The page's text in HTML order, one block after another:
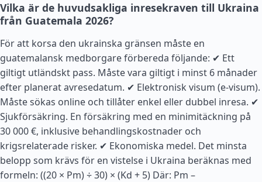
Vilka är de huvudsakliga inresekraven till Ukraina
från Guatemala 2026?
För att korsa den ukrainska gränsen måste en
guatemalansk medborgare förbereda följande: ✔ Ett
giltigt utländskt pass. Måste vara giltigt i minst 6 månader
efter planerat avresedatum. ✔ Elektronisk visum (e-visum).
Måste sökas online och tillåter enkel eller dubbel inresa. ✔
Sjukförsäkring. En försäkring med en minimitäckning på
30 000 €, inklusive behandlingskostnader och
krigsrelaterade risker. ✔ Ekonomiska medel. Det minsta
belopp som krävs för en vistelse i Ukraina beräknas med
formeln: ((20 × Pm) ÷ 30) × (Kd + 5) Där: Pm –